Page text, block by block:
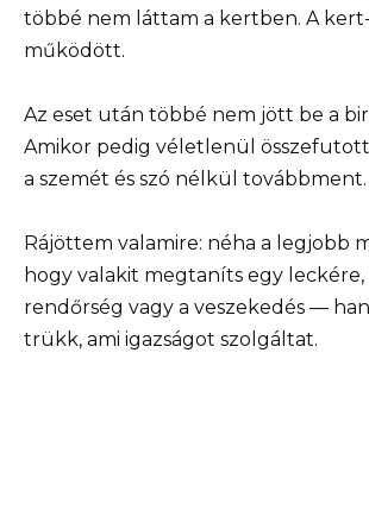
többé nem láttam a kertben. A
működött.
Az eset után többé nem jött be a
Amikor pedig véletlenül
a szemét és szó nélkül továbbment.
Rájöttem valamire: néha a legjobb
hogy valakit megtaníts egy leckére,
rendőrség vagy a veszekedés —
trükk, ami igazságot szolgáltat.